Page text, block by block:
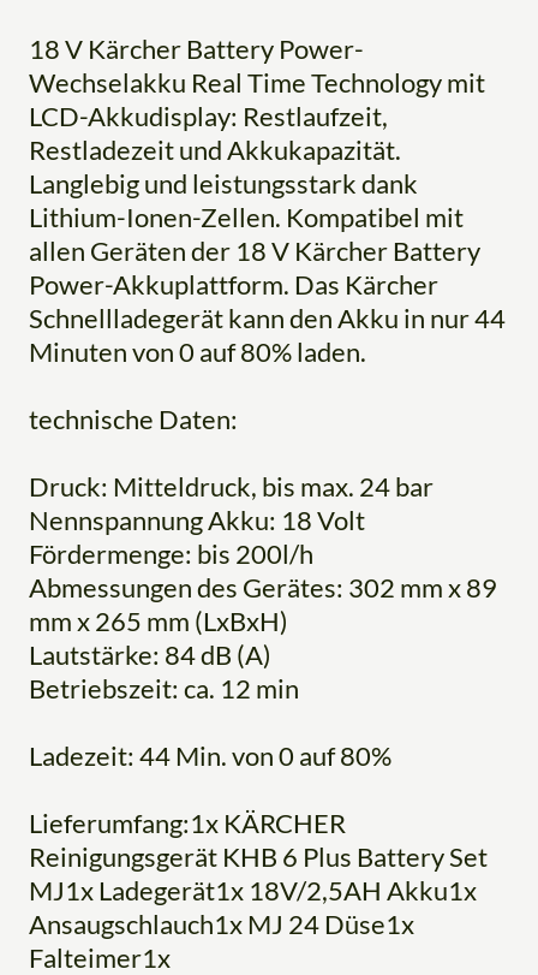
18 V Kärcher Battery Power-
Wechselakku Real Time Technology mit
LCD-Akkudisplay: Restlaufzeit,
Restladezeit und Akkukapazität.
Langlebig und leistungsstark dank
Lithium-Ionen-Zellen. Kompatibel mit
allen Geräten der 18 V Kärcher Battery
Power-Akkuplattform. Das Kärcher
Schnellladegerät kann den Akku in nur 44
Minuten von 0 auf 80% laden.
technische Daten:
Druck: Mitteldruck, bis max. 24 bar
Nennspannung Akku: 18 Volt
Fördermenge: bis 200l/h
Abmessungen des Gerätes: 302 mm x 89
mm x 265 mm (LxBxH)
Lautstärke: 84 dB (A)
Betriebszeit: ca. 12 min
Ladezeit: 44 Min. von 0 auf 80%
Lieferumfang:1x KÄRCHER
Reinigungsgerät KHB 6 Plus Battery Set
MJ1x Ladegerät1x 18V/2,5AH Akku1x
Ansaugschlauch1x MJ 24 Düse1x
Falteimer1x